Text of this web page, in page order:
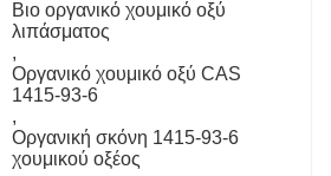
Βιο οργανικό χουμικό οξύ
λιπάσματος
,
Οργανικό χουμικό οξύ CAS
1415-93-6
,
Οργανική σκόνη 1415-93-6
χουμικού οξέος